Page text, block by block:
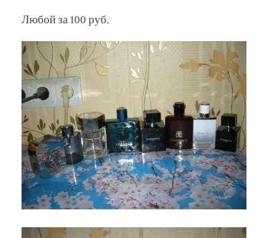
Любой за 100 руб.